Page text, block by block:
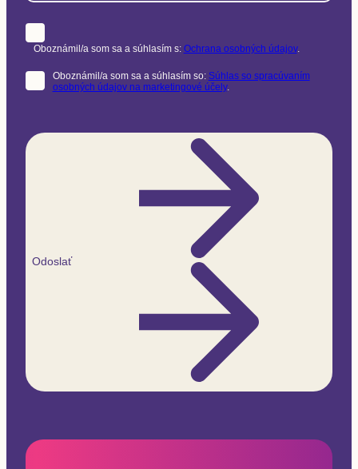
Oboznámil/a som sa a súhlasím s: Ochrana osobných údajov.
Oboznámil/a som sa a súhlasím so: Súhlas so spracúvaním
osobných údajov na marketingové účely.
Odoslať